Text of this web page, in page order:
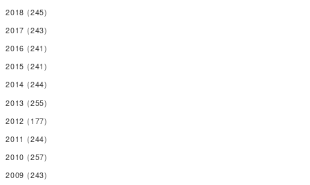
2018 (245)
2017 (243)
2016 (241)
2015 (241)
2014 (244)
2013 (255)
2012 (177)
2011 (244)
2010 (257)
2009 (243)